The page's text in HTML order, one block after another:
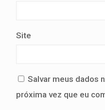
Site
Salvar meus dados
próxima vez que eu